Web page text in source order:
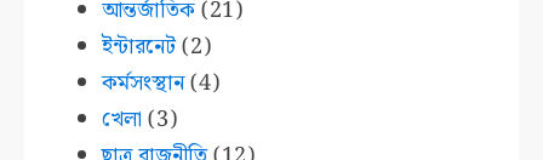
আন্তর্জাতিক(21)
ইন্টারনেট(2)
কর্মসংস্থান(4)
খেলা (3)